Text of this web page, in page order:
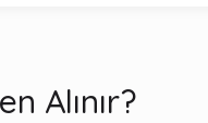
Alınır?